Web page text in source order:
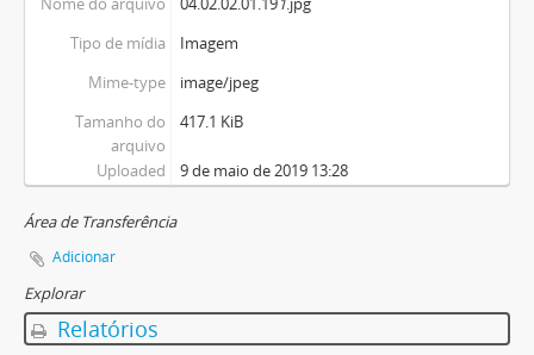
Tipo de mídia
Imagem
Mime-type
image/jpeg
Tamanho do
arquivo
417.1 KiB
Uploaded 9 de maio de 2019 13:28
Área de Transferência
Adicionar
Explorar
Relatórios